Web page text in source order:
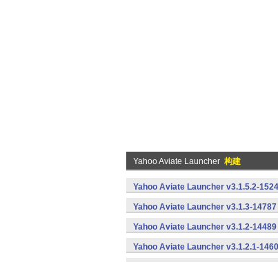
Yahoo Aviate Launcher 构建
Yahoo Aviate Launcher v3.1.5.2-
Yahoo Aviate Launcher v3.1.3-
Yahoo Aviate Launcher v3.1.2-
Yahoo Aviate Launcher v3.1.2.1-